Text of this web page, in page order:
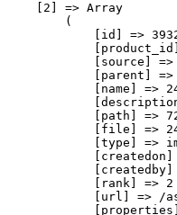
    [2] => Array
        (
[id] =>
[source] =>
[parent] =>
[name] =>
[path] =>
[file] =>
[type] =>
[createdby]
            [rank] => 2
[url] => /